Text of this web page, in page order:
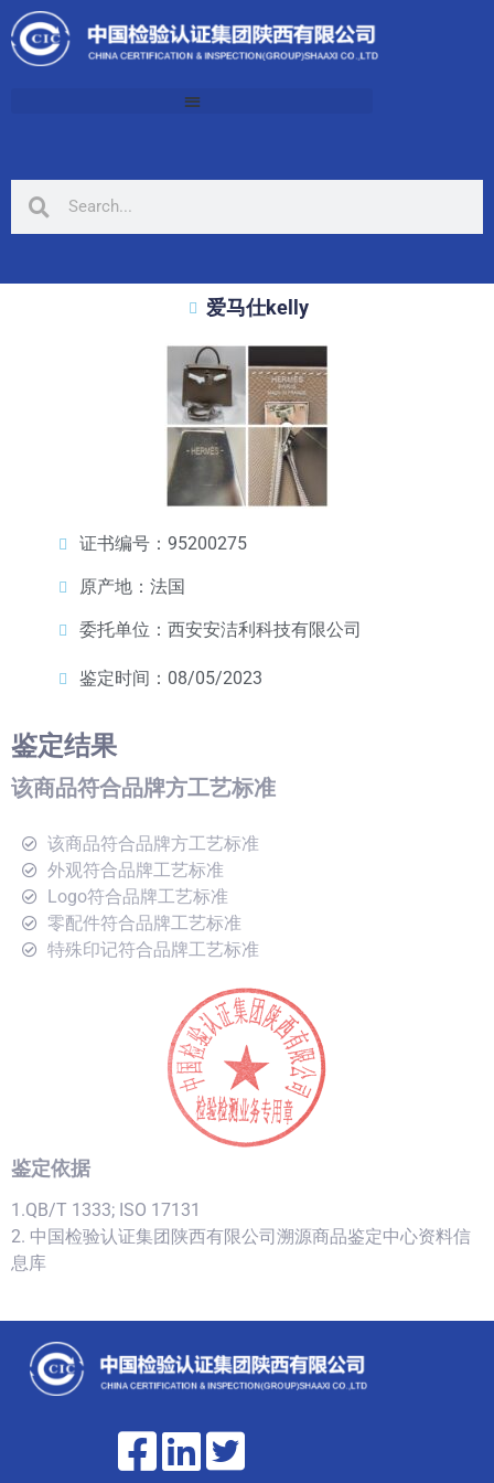
爱马仕kelly
证书编号：95200275
原产地：法国
委托单位：西安安洁利科技有限公司
鉴定时间：08/05/2023
鉴定结果
该商品符合品牌方工艺标准
该商品符合品牌方工艺标准
外观符合品牌工艺标准
Logo符合品牌工艺标准
零配件符合品牌工艺标准
特殊印记符合品牌工艺标准
鉴定依据
1.QB/T 1333; ISO 17131
2. 中国检验认证集团陕西有限公司溯源商品鉴定中心资料信
息库